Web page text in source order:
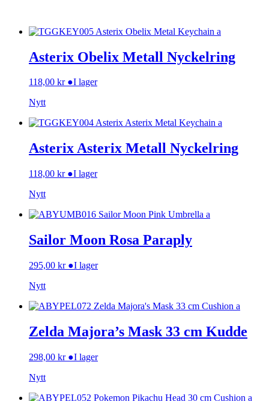
Asterix Obelix Metall Nyckelring
118,00 kr ●I lager
Nytt
Asterix Asterix Metall Nyckelring
118,00 kr ●I lager
Nytt
Sailor Moon Rosa Paraply
295,00 kr ●I lager
Nytt
Zelda Majora’s Mask 33 cm Kudde
298,00 kr ●I lager
Nytt